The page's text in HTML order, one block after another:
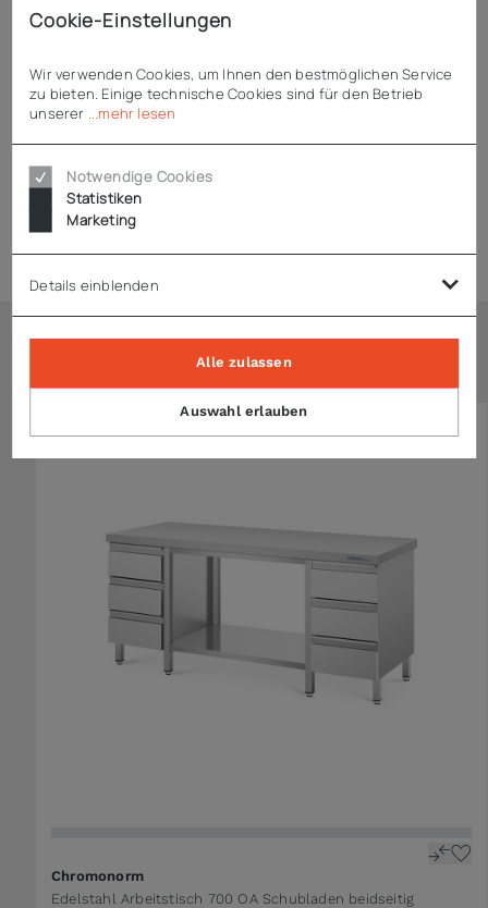
mit umlaufendem Profil verstärkt
durchgehend fest verschweißt
verschliffene Schweißnähte
Niveauausgleich von -5 / +10 mm möglich
Wertarbeit made in Germany
Technische Daten
Ähnliche Artikel
Chromonorm
Edelstahl Arbeitstisch 700 OA Schubladen beidseitig
The price depends on the options chosen on the
Cookie-Einstellungen
Wir verwenden Cookies, um Ihnen den bestmöglichen Service
zu bieten. Einige technische Cookies sind für den Betrieb
unserer
...mehr lesen
Notwendige Cookies
Statistiken
Marketing
Details einblenden
Auswahl erlauben
Alle zulassen